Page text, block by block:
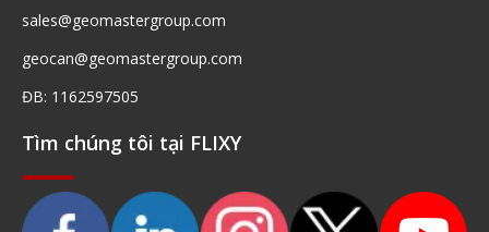
sales@geomastergroup.com
geocan@geomastergroup.com
ĐB: 1162597505
Tìm chúng tôi tại FLIXY